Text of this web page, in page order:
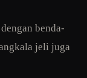
benda-
jeli juga